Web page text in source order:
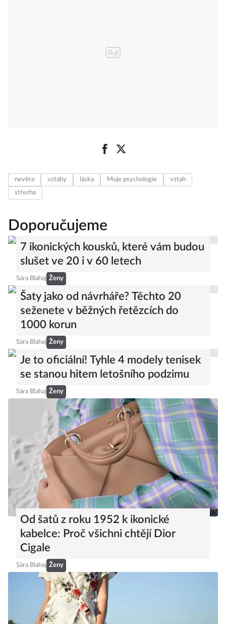
nevěra vztahy láska Moje psychologie
vztah
střecha
Doporučujeme
7 ikonických kousků, které vám budou
slušet ve 20 i v 60 letech
Sára Blahaj Ženy
Šaty jako od návrháře? Těchto 20
seženete v běžných řetězcích do
1000 korun
Sára Blahaj Ženy
Je to oficiální! Tyhle 4 modely tenisek
se stanou hitem letošního podzimu
Sára Blahaj Ženy
Od šatů z roku 1952 k ikonické
kabelce: Proč všichni chtějí Dior
Cigale
Sára Blahaj Ženy